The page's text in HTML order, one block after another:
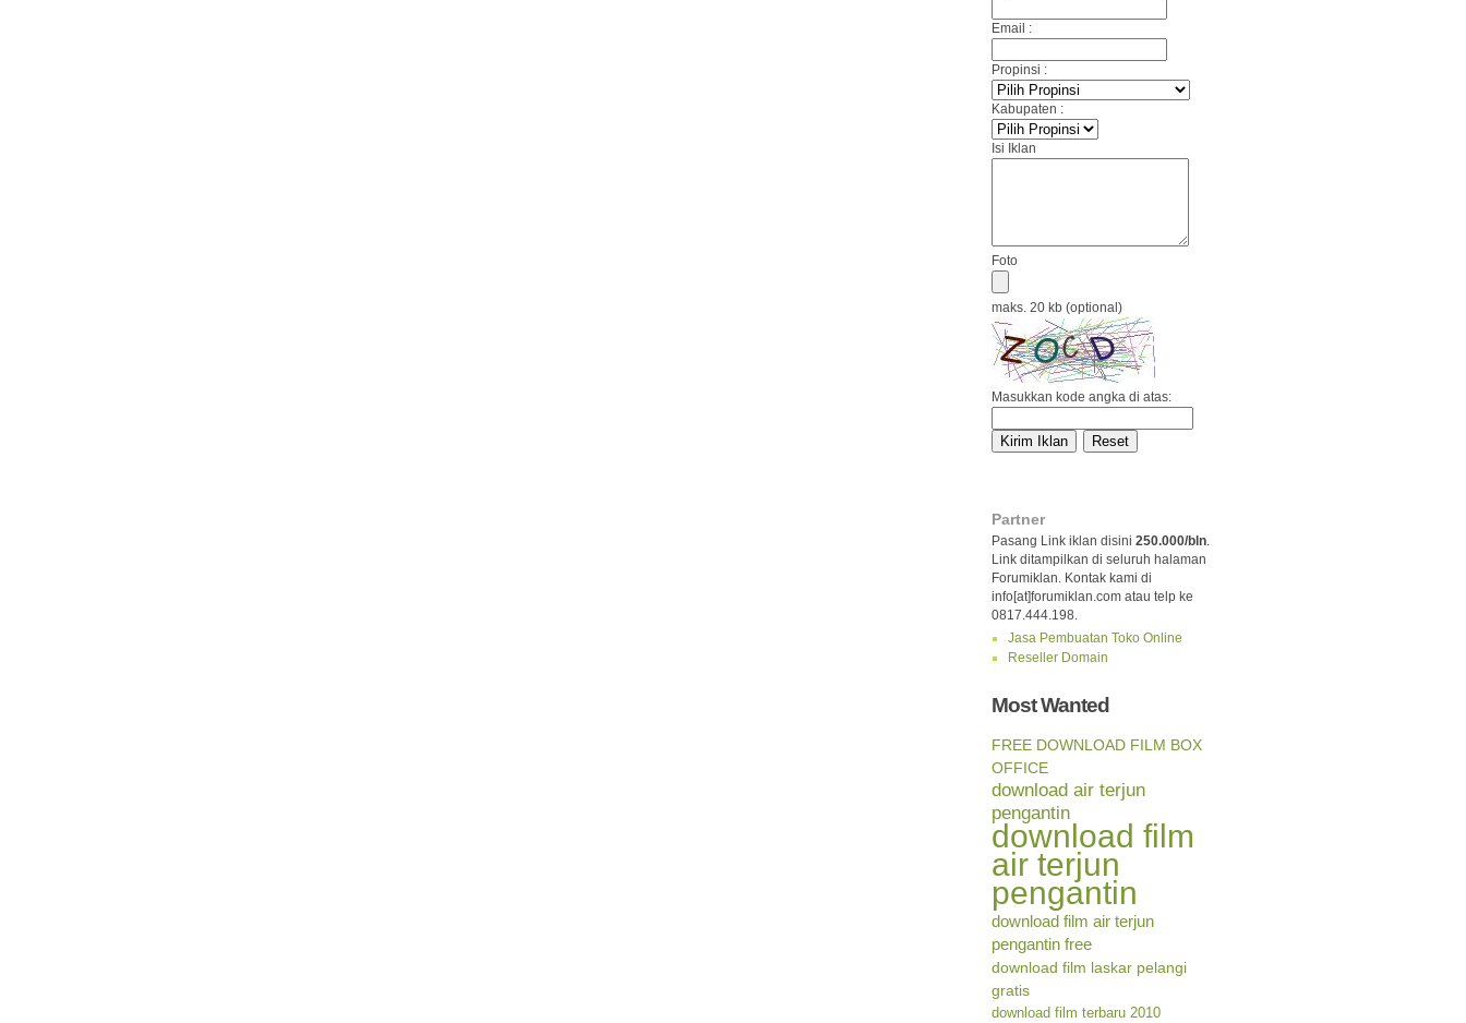
Email :
Propinsi :
Kabupaten :
Isi Iklan
Foto
maks. 20 kb (optional)
Masukkan kode angka di atas:
Partner
Pasang Link iklan disini 250.000/bln.
Link ditampilkan di seluruh halaman
Forumiklan. Kontak kami di
info[at]forumiklan.com atau telp ke
0817.444.198.
Jasa Pembuatan Toko Online
Reseller Domain
Most Wanted
FREE DOWNLOAD FILM BOX
OFFICE
download air terjun
pengantin
download film
air terjun
pengantin
download film air terjun
pengantin free
download film laskar pelangi
gratis
download film terbaru 2010